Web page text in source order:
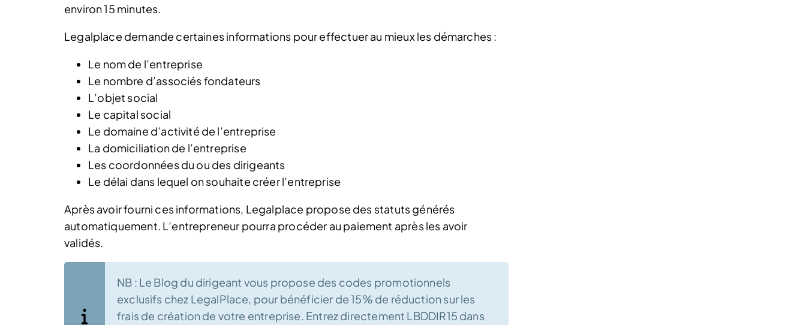
environ 15 minutes.
Legalplace demande certaines informations pour effectuer au mieux les démarches :
Le nom de l’entreprise
Le nombre d’associés fondateurs
L’objet social
Le capital social
Le domaine d’activité de l’entreprise
La domiciliation de l’entreprise
Les coordonnées du ou des dirigeants
Le délai dans lequel on souhaite créer l’entreprise
Après avoir fourni ces informations, Legalplace propose des statuts générés
automatiquement. L’entrepreneur pourra procéder au paiement après les avoir
validés.
NB : Le Blog du dirigeant vous propose des codes promotionnels
exclusifs chez LegalPlace, pour bénéficier de 15% de réduction sur les
frais de création de votre entreprise. Entrez directement LBDDIR15 dans